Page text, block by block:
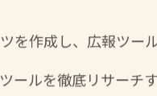
を作成し、広報ツー
ールを徹底リサー